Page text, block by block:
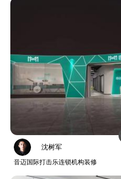
沈树军
音迈国际打击乐连锁机构装修